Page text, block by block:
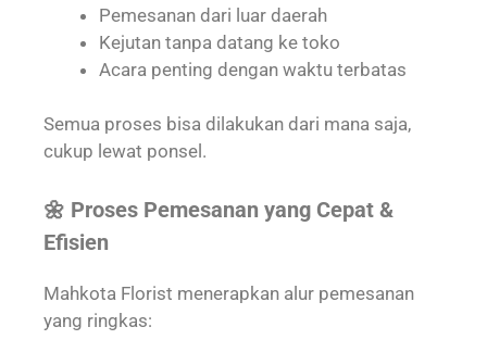
Pemesanan dari luar daerah
Kejutan tanpa datang ke toko
Acara penting dengan waktu terbatas
Semua proses bisa dilakukan dari mana saja,
cukup lewat ponsel.
🌼 Proses Pemesanan yang Cepat &
Efisien
Mahkota Florist menerapkan alur pemesanan
yang ringkas: